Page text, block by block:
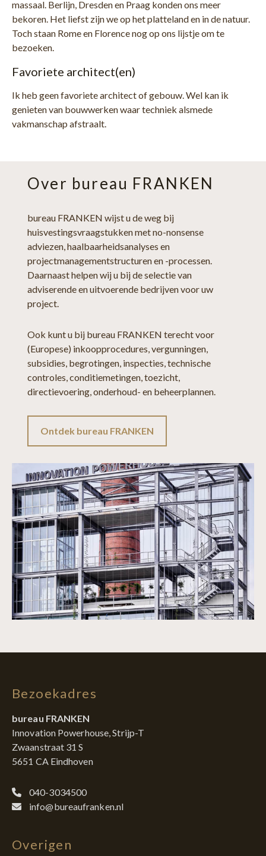
massaal. Berlijn, Dresden en Praag konden ons meer
bekoren. Het liefst zijn we op het platteland en in de natuur.
Toch staan Rome en Florence nog op ons lijstje om te
bezoeken.
Favoriete architect(en)
Ik heb geen favoriete architect of gebouw. Wel kan ik
genieten van bouwwerken waar techniek alsmede
vakmanschap afstraalt.
Over bureau FRANKEN
bureau FRANKEN wijst u de weg bij
huisvestingsvraagstukken met no-nonsense
adviezen, haalbaarheidsanalyses en
projectmanagementstructuren en -processen.
Daarnaast helpen wij u bij de selectie van
adviserende en uitvoerende bedrijven voor uw
project.
Ook kunt u bij bureau FRANKEN terecht voor
(Europese) inkoopprocedures, vergunningen,
subsidies, begrotingen, inspecties, technische
controles, conditiemetingen, toezicht,
directievoering, onderhoud- en beheerplannen.
Ontdek bureau FRANKEN
Bezoekadres
bureau FRANKEN
Innovation Powerhouse, Strijp-T
Zwaanstraat 31 S
5651 CA Eindhoven
040-3034500
info@bureaufranken.nl
Overigen